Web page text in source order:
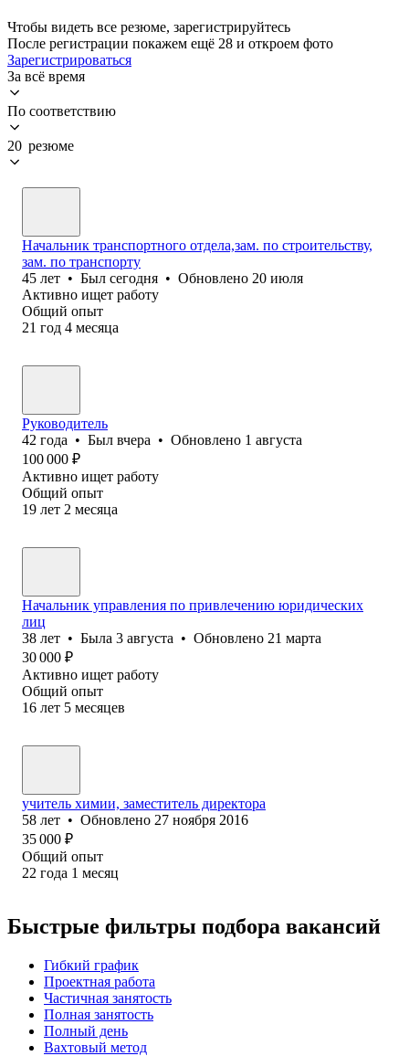
Чтобы видеть все резюме, зарегистрируйтесь
После регистрации покажем ещё 28 и откроем фото
Зарегистрироваться
За всё время
По соответствию
20 резюме
Начальник транспортного отдела,зам. по строительству,
зам. по транспорту
45 лет • Был сегодня • Обновлено 20 июля
Активно ищет работу
Общий опыт
21 год 4 месяца
Руководитель
42 года • Был вчера • Обновлено 1 августа
100 000 ₽
Активно ищет работу
Общий опыт
19 лет 2 месяца
Начальник управления по привлечению юридических
лиц
38 лет • Была 3 августа • Обновлено 21 марта
30 000 ₽
Активно ищет работу
Общий опыт
16 лет 5 месяцев
учитель химии, заместитель директора
58 лет • Обновлено 27 ноября 2016
35 000 ₽
Общий опыт
22 года 1 месяц
Быстрые фильтры подбора вакансий
Гибкий график
Проектная работа
Частичная занятость
Полная занятость
Полный день
Вахтовый метод